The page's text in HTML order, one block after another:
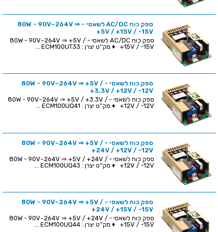
ספק כוח AC/DC לשאסי - 80W - 90V~264V ⇒
+5V / +15V / -15V
ספק כוח AC/DC לשאסי - 80W - 90V~264V ⇒ +5V /
+15V / -15V ♦ מק''ט יצרן : ECM100UT33 ...
ספק כוח לשאסי - 80W - 90V~264V ⇒ +5V /
+3.3V / +12V / -12V
ספק כוח לשאסי - 80W - 90V~264V ⇒ +5V / +3.3V /
+12V / -12V ♦ מק''ט יצרן : ECM100UQ41 ...
ספק כוח לשאסי - 80W - 90V~264V ⇒ +5V /
+24V / +12V / -12V
ספק כוח לשאסי - 80W - 90V~264V ⇒ +5V / +24V /
+12V / -12V ♦ מק''ט יצרן : ECM100UQ43 ...
ספק כוח לשאסי - 80W - 90V~264V ⇒ +5V /
+24V / +15V / -15V
ספק כוח לשאסי - 80W - 90V~264V ⇒ +5V / +24V /
+15V / -15V ♦ מק''ט יצרן : ECM100UQ44 ...